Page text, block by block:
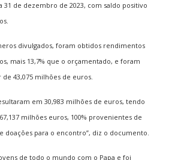
31 de dezembro de 2023, com saldo positivo
divulgados, foram obtidos rendimentos
mais 13,7% que o orçamentado, e foram
43,075 milhões de euros.
em 30,983 milhões de euros, tendo
milhões euros, 100% provenientes de
doações para o encontro”, diz o documento.
de todo o mundo com o Papa e foi